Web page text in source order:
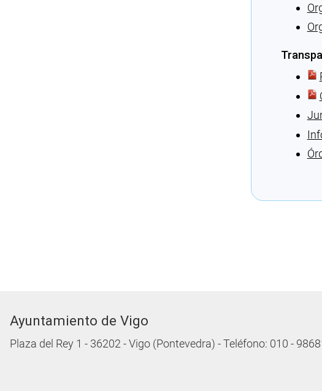
Ayuntamiento de Vigo
Plaza del Rey 1 - 36202 - Vigo (Pontevedra) - Teléfono: 010 -